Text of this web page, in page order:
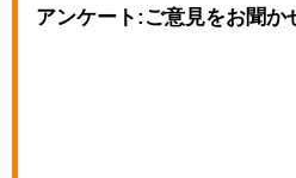
アンケート:ご意見をお聞か